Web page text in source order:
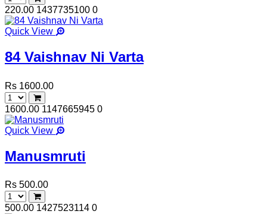
220.00 1437735100 0
Quick View
84 Vaishnav Ni Varta
Rs 1600.00
1600.00 1147665945 0
Quick View
Manusmruti
Rs 500.00
500.00 1427523114 0